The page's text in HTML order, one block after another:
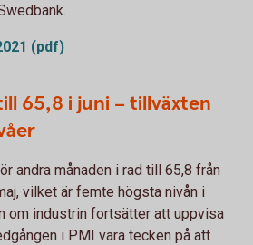
(pdf)
65,8 i juni – tillväxten
andra månaden i rad till 65,8 från
vilket är femte högsta nivån i
om industrin fortsätter att uppvisa
i PMI vara tecken på att